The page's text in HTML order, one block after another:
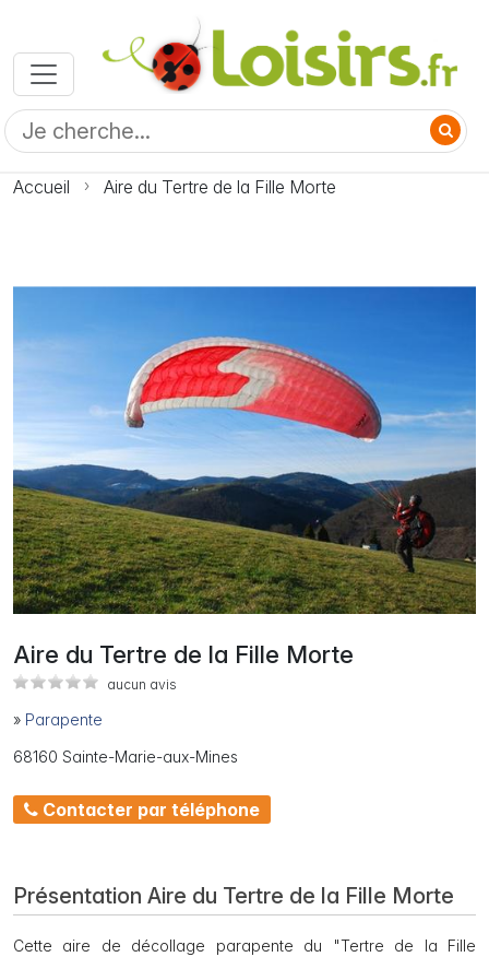
Accueil Aire du Tertre de la Fille Morte
Aire du Tertre de la Fille Morte
aucun avis
» Parapente
68160 Sainte-Marie-aux-Mines
Contacter par téléphone
Présentation Aire du Tertre de la Fille Morte
Cette aire de décollage parapente du "Tertre de la Fille